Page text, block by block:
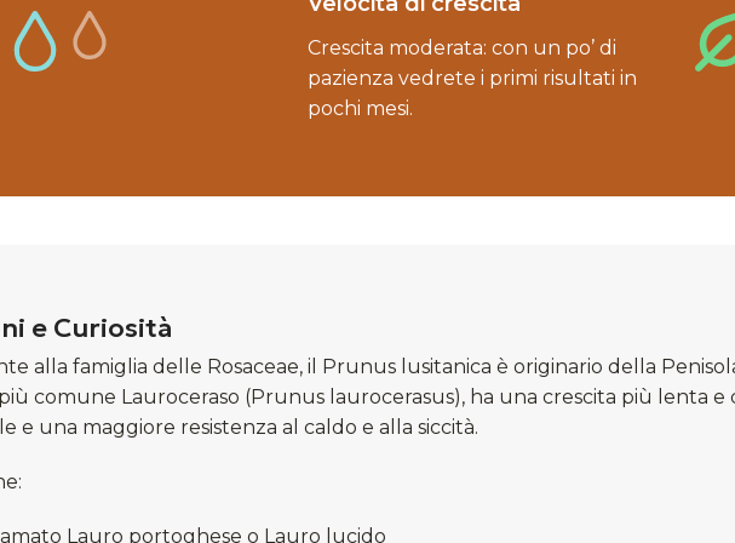
Crescita moderata: con un po’ di
pazienza vedrete i primi risultati in
pochi mesi.
e Curiosità
alla famiglia delle Rosaceae, il Prunus lusitanica è originario della
comune Lauroceraso (Prunus laurocerasus), ha una crescita più lenta
e una maggiore resistenza al caldo e alla siccità.
Lauro portoghese o Lauro lucido